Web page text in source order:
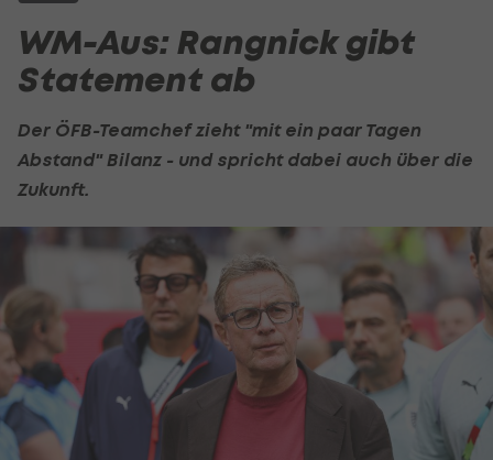
WM-Aus: Rangnick gibt
Statement ab
Der ÖFB-Teamchef zieht "mit ein paar Tagen
Abstand" Bilanz - und spricht dabei auch über die
Zukunft.